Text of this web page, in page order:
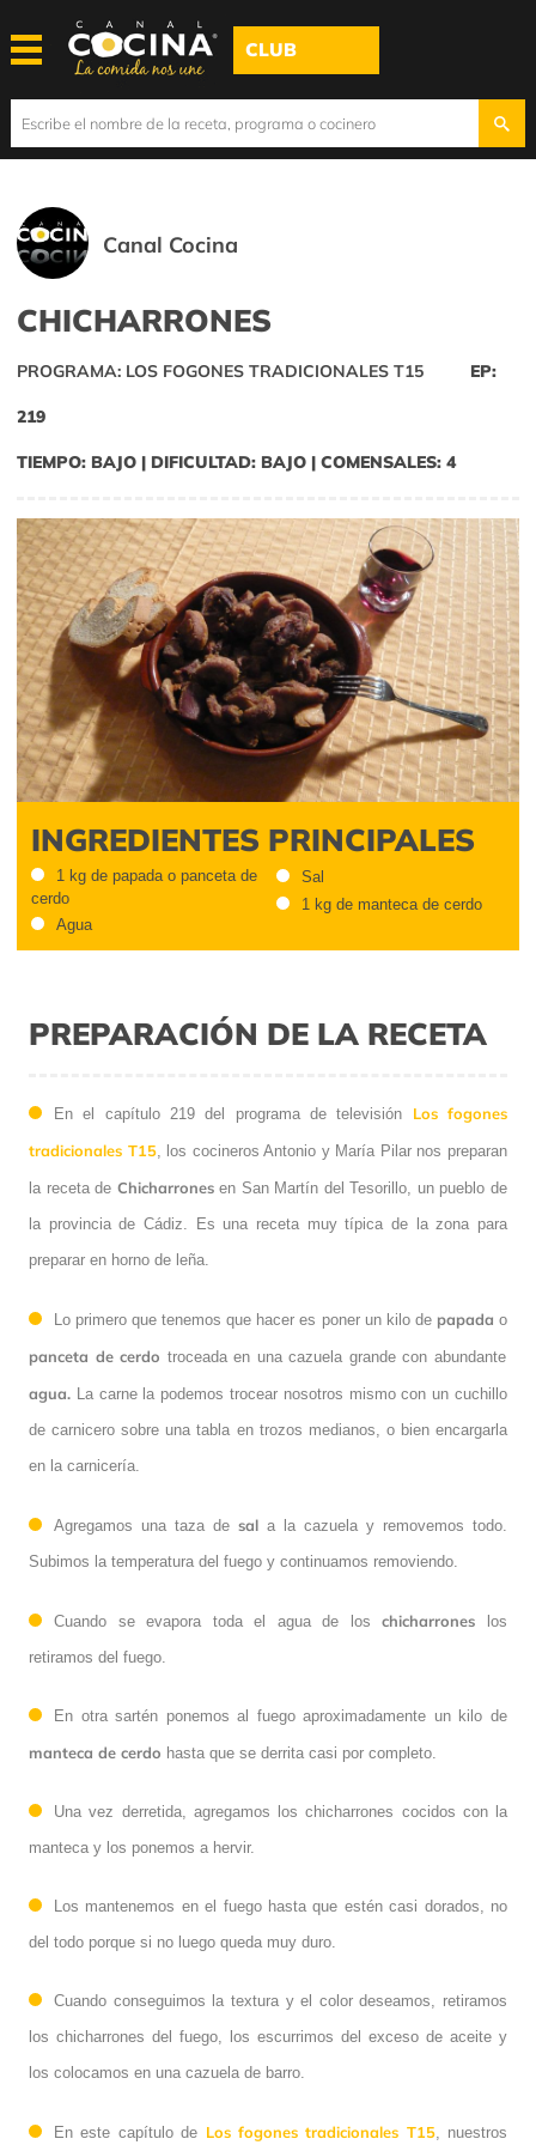
CLUB
Canal Cocina
CHICHARRONES
PROGRAMA: LOS FOGONES TRADICIONALES T15 EP:
219
TIEMPO: BAJO | DIFICULTAD: BAJO | COMENSALES: 4
INGREDIENTES PRINCIPALES
1 kg de papada o panceta de
cerdo
Agua
Sal
1 kg de manteca de cerdo
PREPARACIÓN DE LA RECETA
En el capítulo 219 del programa de televisión Los fogones
tradicionales T15, los cocineros Antonio y María Pilar nos preparan
la receta de Chicharronesen San Martín del Tesorillo, un pueblo de
la provincia de Cádiz. Es una receta muy típica de la zona para
preparar en horno de leña.
Lo primero que tenemos que hacer es poner un kilo de papada o
panceta de cerdo troceada en una cazuela grande con abundante
agua. La carne la podemos trocear nosotros mismo con un cuchillo
de carnicero sobre una tabla en trozos medianos, o bien encargarla
en la carnicería.
Agregamos una taza de sal a la cazuela y removemos todo.
Subimos la temperatura del fuego y continuamos removiendo.
Cuando se evapora toda el agua de loschicharrones los
retiramos del fuego.
En otra sartén ponemos al fuego aproximadamente un kilo de
manteca de cerdo hasta que se derrita casi por completo.
Una vez derretida, agregamos los chicharrones cocidos con la
manteca y los ponemos a hervir.
Los mantenemos en el fuego hasta que estén casi dorados, no
del todo porque si no luego queda muy duro.
Cuando conseguimos la textura y el color deseamos, retiramos
los chicharrones del fuego, los escurrimos del exceso de aceite y
los colocamos en una cazuela de barro.
En este capítulo de Los fogones tradicionales T15, nuestros